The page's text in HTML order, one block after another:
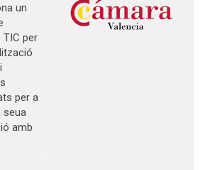
un
per
per a
seua
amb